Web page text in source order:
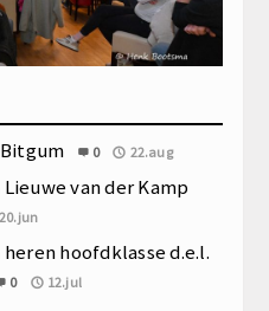
0 22.aug
van der Kamp
20.jun
hoofdklasse d.e.l.
0 12.jul